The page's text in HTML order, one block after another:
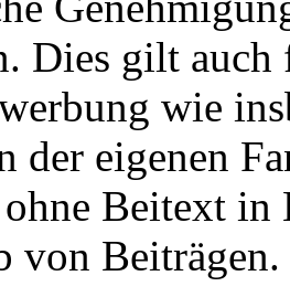
Dies gilt auch
wie
der eigenen
Beitext in
von Beiträgen.